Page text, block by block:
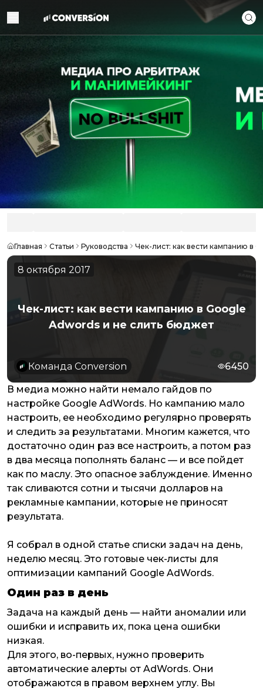
Главная Статьи Руководства Чек-лист: как вести кампанию в
8 октября 2017
Чек-лист: как вести кампанию в Google
Adwords и не слить бюджет
Команда Conversion 6450
В медиа можно найти немало гайдов по
настройке Google AdWords. Но кампанию мало
настроить, ее необходимо регулярно проверять
и следить за результатами. Многим кажется, что
достаточно один раз все настроить, а потом раз
в два месяца пополнять баланс — и все пойдет
как по маслу. Это опасное заблуждение. Именно
так сливаются сотни и тысячи долларов на
рекламные кампании, которые не приносят
результата.
Я собрал в одной статье списки задач на день,
неделю месяц. Это готовые чек-листы для
оптимизации кампаний Google AdWords.
Один раз в день
Задача на каждый день — найти аномалии или
ошибки и исправить их, пока цена ошибки
низкая.
Для этого, во-первых, нужно проверить
автоматические алерты от AdWords. Они
отображаются в правом верхнем углу. Вы